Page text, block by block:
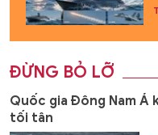
ĐỪNG BỎ LỠ
Quốc gia Đông Nam Á
tối tân